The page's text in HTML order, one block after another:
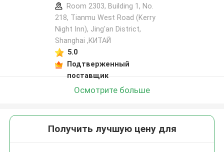
Room 2303, Building 1, No.
218, Tianmu West Road (Kerry
Night Inn), Jing'an District,
Shanghai ,КИТАЙ
5.0
Подтверженный
поставщик
Осмотрите больше
Получить лучшую цену для